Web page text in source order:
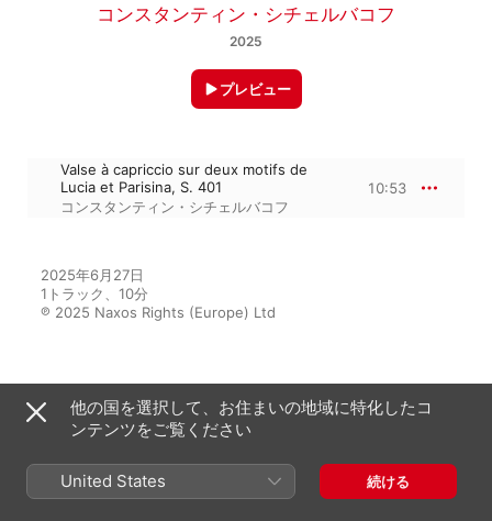
コンスタンティン・シチェルバコフ
2025
プレビュー
Valse à capriccio sur deux motifs de
Lucia et Parisina, S. 401
コンスタンティン・シチェルバコフ
10:53
2025年6月27日
1トラック、10分
℗ 2025 Naxos Rights (Europe) Ltd
アルバムから
Liszt: Complete Piano Music,
Vol. 66 – Mozart & Donizetti
他の国を選択して、お住まいの地域に特化したコ
ンテンツをご覧ください
United States 続ける